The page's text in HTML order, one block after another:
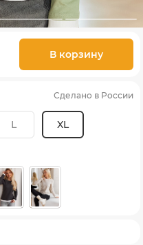
В корзину
Сделано в России
L XL